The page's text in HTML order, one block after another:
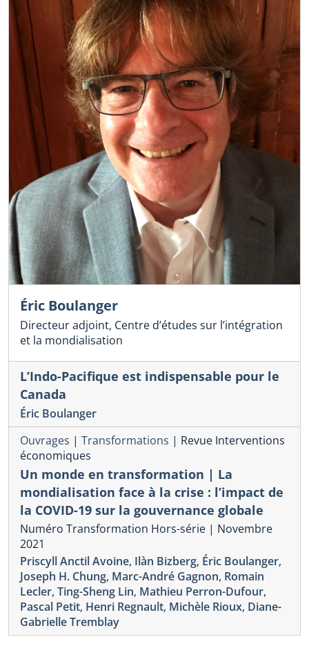
Éric Boulanger
Directeur adjoint, Centre d’études sur l’intégration
et la mondialisation
L’Indo-Pacifique est indispensable pour le
Canada
Éric Boulanger
Ouvrages | Transformations | Revue Interventions
économiques
Un monde en transformation | La
mondialisation face à la crise : l’impact de
la COVID-19 sur la gouvernance globale
Numéro Transformation Hors-série | Novembre
2021
Priscyll Anctil Avoine, Ilàn Bizberg, Éric Boulanger,
Joseph H. Chung, Marc-André Gagnon, Romain
Lecler, Ting-Sheng Lin, Mathieu Perron-Dufour,
Pascal Petit, Henri Regnault, Michèle Rioux, Diane-
Gabrielle Tremblay